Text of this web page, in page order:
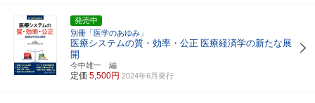
発売中
別冊「医学のあゆみ」
医療システムの質・効率・公正 医療経済学の新たな展
開
今中雄一 編
定価 5,500円 2024年6月発行